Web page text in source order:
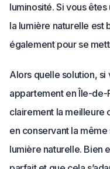
luminosité. Si vous
la lumière naturelle est
également pour se
Alors quelle solution, si
appartement en Île-de-
clairement la meilleure
en conservant la
lumière naturelle. Bien